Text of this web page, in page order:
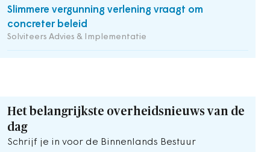
Slimmere vergunning verlening vraagt om
concreter beleid
Solviteers Advies & Implementatie
Het belangrijkste overheidsnieuws van de
dag
Schrijf je in voor de Binnenlands Bestuur